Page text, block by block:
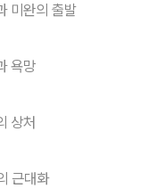
미완의 출발
욕망
상처
근대화